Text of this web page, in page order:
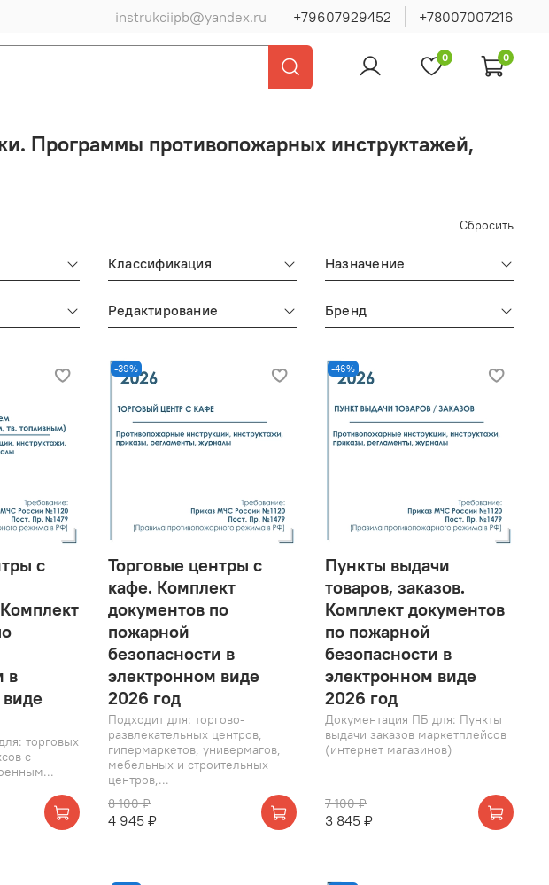
instrukciipb@yandex.ru +79607929452 +78007007216
0 0
Программы противопожарных инструктажей,
Сбросить
Классификация Назначение
Редактирование Бренд
с
в
торговых
с
-39%
Торговые центры с
кафе. Комплект
документов по
пожарной
безопасности в
электронном виде
2026 год
Подходит для: торгово-
развлекательных центров,
гипермаркетов, универмагов,
мебельных и строительных
центров,...
8 100 ₽
4 945 ₽
-46%
Пункты выдачи
товаров, заказов.
Комплект документов
по пожарной
безопасности в
электронном виде
2026 год
Документация ПБ для: Пункты
выдачи заказов маркетплейсов
(интернет магазинов)
7 100 ₽
3 845 ₽